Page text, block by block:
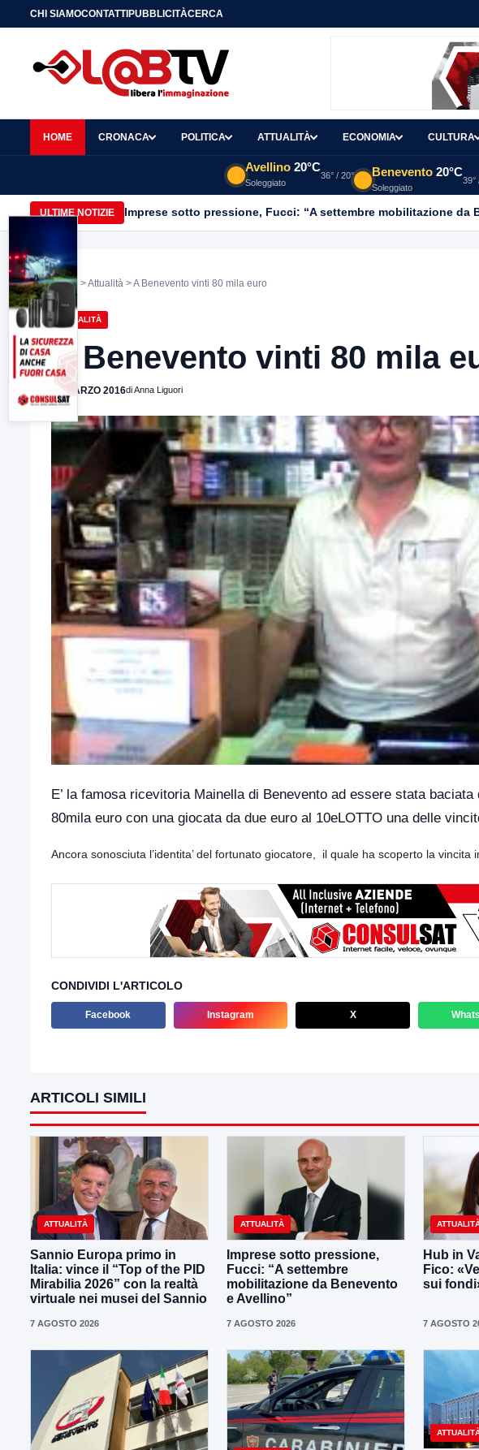
CHI SIAMOCONTATTIPUBBLICITÀCERCA
HOME CRONACA POLITICA ATTUALITÀ ECONOMIA CULTURA
Avellino 20°C
Soleggiato
36° / 20° Benevento 20°C
Soleggiato
39°
ULTIME NOTIZIE Imprese sotto pressione, Fucci: “A settembre mobilitazione da
Home >Attualità > A Benevento vinti 80 mila euro
ATTUALITÀ
A Benevento vinti 80 mila
16 MARZO 2016di Anna Liguori
E’ la famosa ricevitoria Mainella di Benevento ad essere stata
80mila euro con una giocata da due euro al 10eLOTTO una delle
Ancora sonosciuta l’identita’ del fortunato giocatore, il quale ha scoperto la vincita
CONDIVIDI L'ARTICOLO
Facebook Instagram X
ARTICOLI SIMILI
ATTUALITÀ
Sannio Europa primo in
Italia: vince il “Top of the PID
Mirabilia 2026” con la realtà
virtuale nei musei del Sannio
7 AGOSTO 2026
ATTUALITÀ
Imprese sotto pressione,
Fucci: “A settembre
mobilitazione da Benevento
e Avellino”
7 AGOSTO 2026
Hub in
Fico:
sui
7 AGOSTO